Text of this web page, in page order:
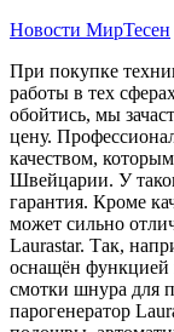
Новости МирТесен
При покупке
работы в тех
обойтись, мы
цену.
качеством,
Швейцарии. У
гарантия. Кроме
может сильно
Laurastar. Так,
оснащён функцией
смотки шнура для
парогенератор